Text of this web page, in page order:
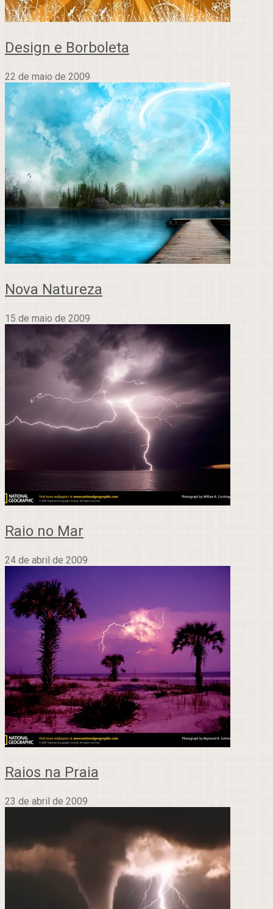
Design e Borboleta
22 de maio de 2009
Nova Natureza
15 de maio de 2009
Raio no Mar
24 de abril de 2009
Raios na Praia
23 de abril de 2009